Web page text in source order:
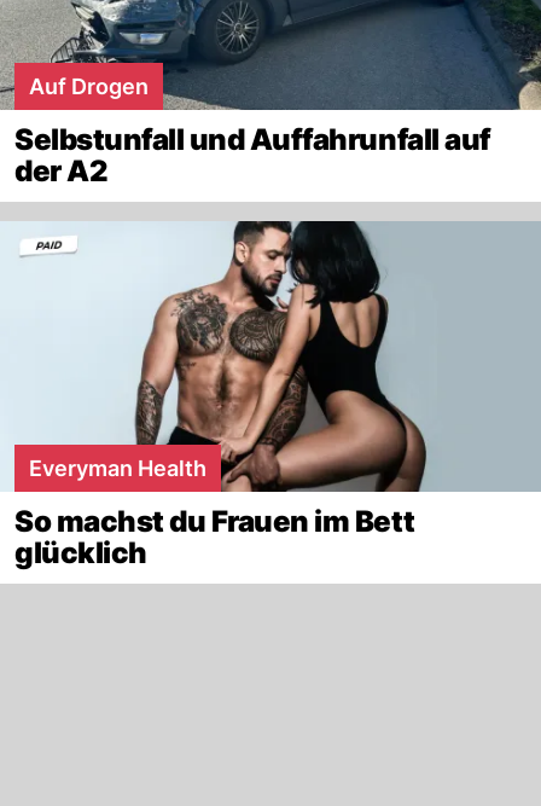
Auf Drogen
Selbstunfall und Auffahrunfall auf
der A2
Everyman Health
So machst du Frauen im Bett
glücklich